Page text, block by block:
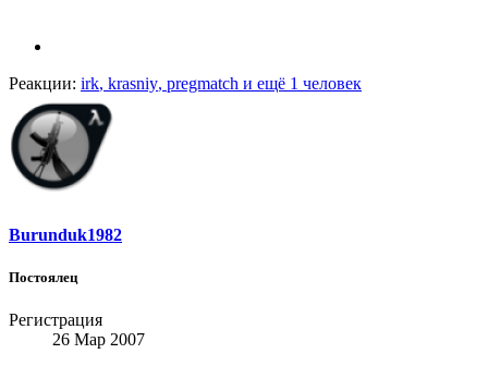
Реакции: irk, krasniy, pregmatch и ещё 1 человек
Burunduk1982
Постоялец
Регистрация
26 Мар 2007